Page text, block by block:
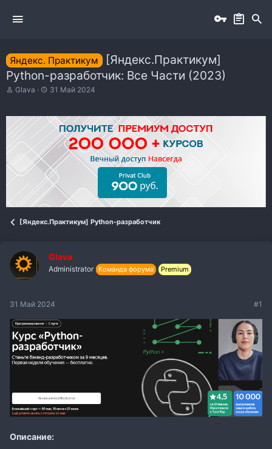
Яндекс. Практикум
[Яндекс.Практикум]
Python-разработчик: Все Части (2023)
А
о
р
т
е
Glava
Д
а
ч
л
а
31 Май 2024
[Яндекс.Практикум] Python-разработчик
Glava
Administrator Команда форума Premium
31 Май 2024 #1
Описание: